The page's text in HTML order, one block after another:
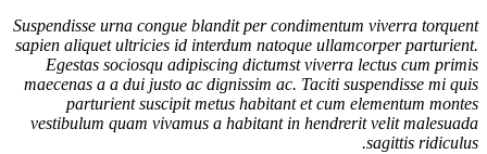
Suspendisse urna congue blandit per condimentum viverra torquent
sapien aliquet ultricies id interdum natoque ullamcorper parturient.
Egestas sociosqu adipiscing dictumst viverra lectus cum primis
maecenas a a dui justo ac dignissim ac. Taciti suspendisse mi quis
parturient suscipit metus habitant et cum elementum montes
vestibulum quam vivamus a habitant in hendrerit velit malesuada
sagittis ridiculus.